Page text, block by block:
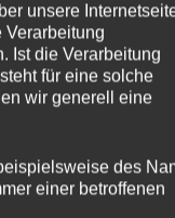
unsere
Verarbeitung
Ist die Verarbeitung
für eine solche
wir generell eine
des
einer betroffenen